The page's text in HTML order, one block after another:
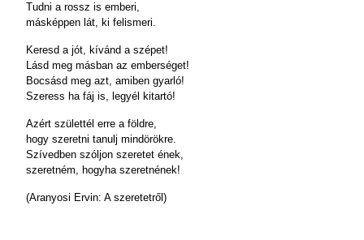
Tudni a rossz is emberi,
másképpen lát, ki felismeri.
Keresd a jót, kívánd a szépet!
Lásd meg másban az emberséget!
Bocsásd meg azt, amiben gyarló!
Szeress ha fáj is, legyél kitartó!
Azért születtél erre a földre,
hogy szeretni tanulj mindörökre.
Szívedben szóljon szeretet ének,
szeretném, hogyha szeretnének!
(Aranyosi Ervin: A szeretetről)